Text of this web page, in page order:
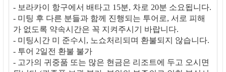
- 보라카이 항구에서 배타고 15분, 차로 20분 소요됩니다.
- 미팅 후 다른 분들과 함께 진행되는 투어로, 서로 피해
가 없도록 약속시간은 꼭 지켜주시기 바랍니다.
- 미팅시간 미 준수시, 노쇼처리되며 환불되지 않습니다.
- 투어 2일전 환불 불가
- 고가의 귀중품 또는 많은 현금은 리조트에 두고 오시면